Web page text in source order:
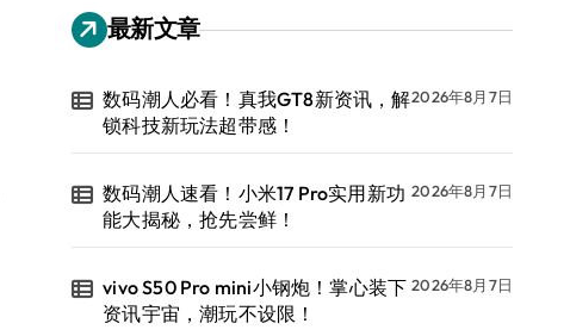
最新文章
数码潮人必看！真我GT8新资讯，解
锁科技新玩法超带感！
2026年8月7日
数码潮人速看！小米17 Pro实用新功
能大揭秘，抢先尝鲜！
2026年8月7日
vivo S50 Pro mini小钢炮！掌心装下
资讯宇宙，潮玩不设限！
2026年8月7日